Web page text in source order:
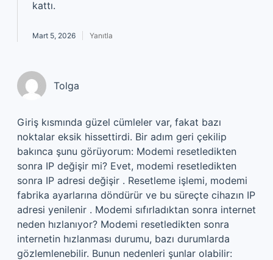
kattı.
Mart 5, 2026 Yanıtla
Tolga
Giriş kısmında güzel cümleler var, fakat bazı
noktalar eksik hissettirdi. Bir adım geri çekilip
bakınca şunu görüyorum: Modemi resetledikten
sonra IP değişir mi? Evet, modemi resetledikten
sonra IP adresi değişir . Resetleme işlemi, modemi
fabrika ayarlarına döndürür ve bu süreçte cihazın IP
adresi yenilenir . Modemi sıfırladıktan sonra internet
neden hızlanıyor? Modemi resetledikten sonra
internetin hızlanması durumu, bazı durumlarda
gözlemlenebilir. Bunun nedenleri şunlar olabilir: